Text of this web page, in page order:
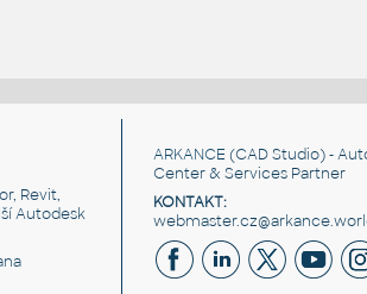
Revit,
Autodesk
ARKANCE (CAD Studio) -
Center & Services Partner
KONTAKT: